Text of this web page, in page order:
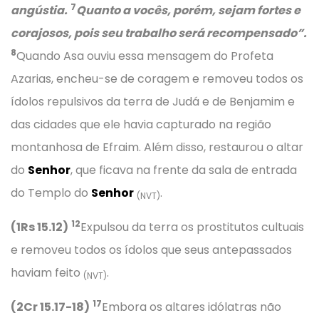
angústia. 7Quanto a vocês, porém, sejam fortes e
corajosos, pois seu trabalho será recompensado”.
8Quando Asa ouviu essa mensagem do Profeta
Azarias, encheu-se de coragem e removeu todos os
ídolos repulsivos da terra de Judá e de Benjamim e
das cidades que ele havia capturado na região
montanhosa de Efraim. Além disso, restaurou o altar
do Senhor, que ficava na frente da sala de entrada
do Templo do Senhor (NVT).
(1Rs 15.12) 12Expulsou da terra os prostitutos cultuais
e removeu todos os ídolos que seus antepassados
haviam feito (NVT).
(2Cr 15.17-18) 17Embora os altares idólatras não